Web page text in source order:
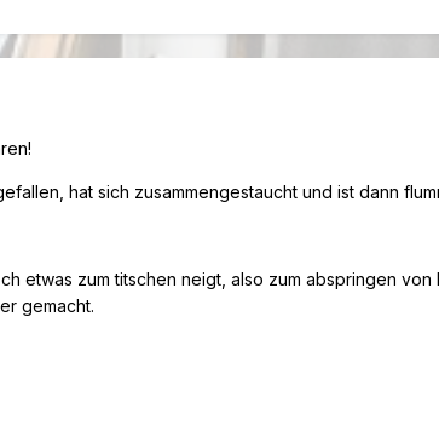
hat sich zusammengestaucht und ist dann
etwas zum titschen neigt, also zum abspringen
gemacht.